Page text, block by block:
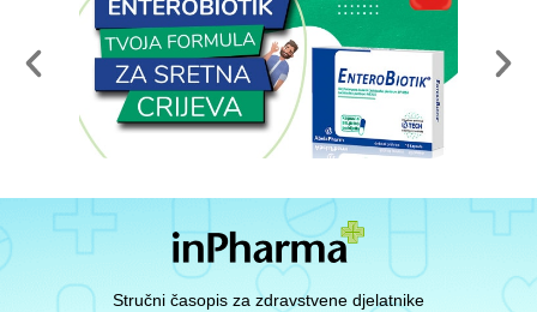
Stručni časopis za zdravstvene djelatnike